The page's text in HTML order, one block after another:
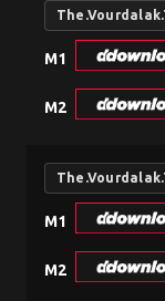
M1
M2
M1
M2